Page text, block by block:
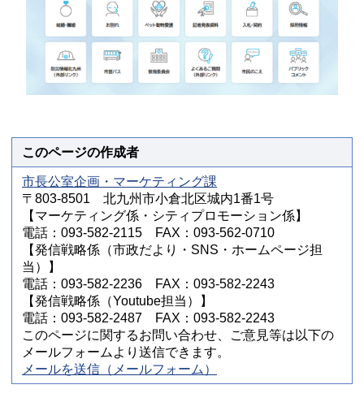
このページの作成者
市長公室企画・マーケティング課
〒803-8501 北九州市小倉北区城内1番1号
【マーケティング係・シティプロモーション係】
電話：093-582-2115 FAX：093-562-0710
【発信戦略係（市政だより・SNS・ホームページ担
当）】
電話：093-582-2236 FAX：093-582-2243
【発信戦略係（Youtube担当）】
電話：093-582-2487 FAX：093-582-2243
このページに関するお問い合わせ、ご意見等は以下の
メールフォームより送信できます。
メールを送信（メールフォーム）